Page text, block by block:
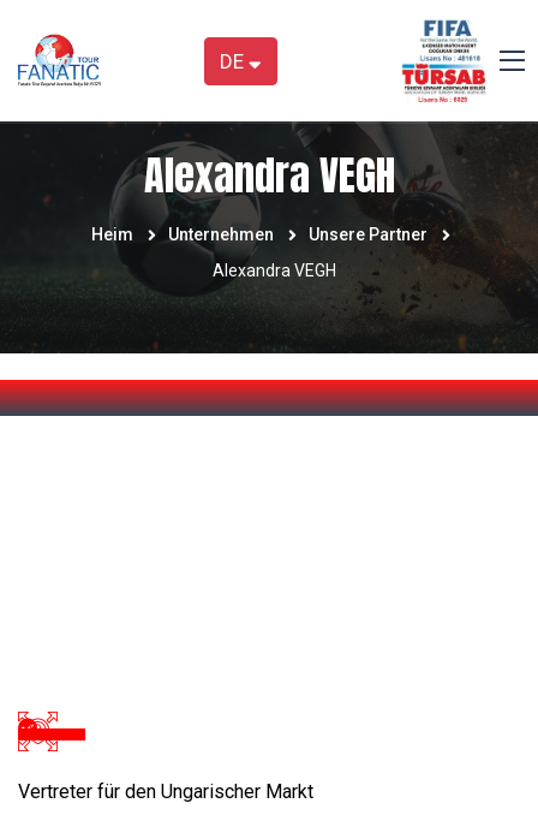
DE
Alexandra VEGH
Heim Unternehmen
Unsere Partner
Alexandra VEGH
Vertreter für den Ungarischer Markt